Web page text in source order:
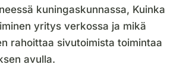
kuningaskunnassa, Kuinka
yritys verkossa ja mikä
rahoittaa sivutoimista toimintaa
avulla.